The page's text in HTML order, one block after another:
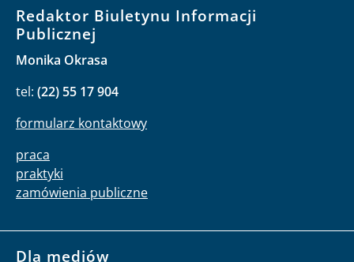
Redaktor Biuletynu Informacji
Publicznej
Monika Okrasa
tel: (22) 55 17 904
formularz kontaktowy
praca
praktyki
zamówienia publiczne
Dla mediów